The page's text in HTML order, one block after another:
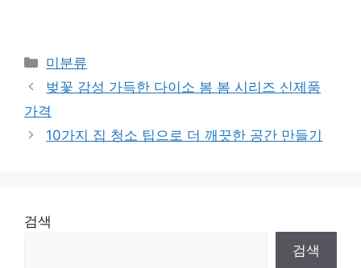
Categories
미분류
벚꽃 감성 가득한 다이소 봄 봄 시리즈 신제품
가격
10가지 집 청소 팁으로 더 깨끗한 공간 만들기
검색
검색